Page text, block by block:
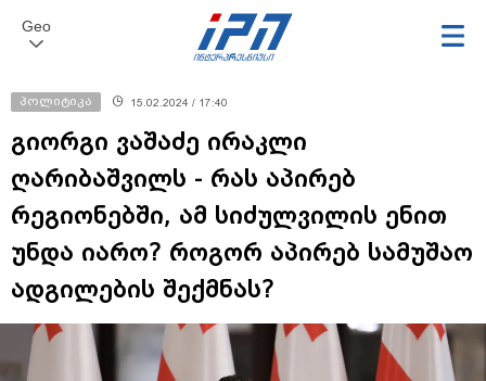
Geo
პოლიტიკა 15.02.2024 / 17:40
გიორგი ვაშაძე ირაკლი
ღარიბაშვილს - რას აპირებ
რეგიონებში, ამ სიძულვილის ენით
უნდა იარო? როგორ აპირებ სამუშაო
ადგილების შექმნას?